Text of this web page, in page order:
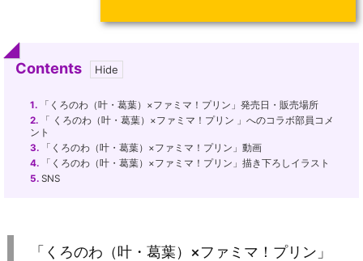
Contents
1. 「くろのわ（叶・葛葉）×ファミマ！プリン」発売日・販売場所
2. 「 くろのわ（叶・葛葉）×ファミマ！プリン 」へのコラボ部員コメ
ント
3. 「くろのわ（叶・葛葉）×ファミマ！プリン」動画
4. 「くろのわ（叶・葛葉）×ファミマ！プリン」描き下ろしイラスト
5. SNS
「くろのわ（叶・葛葉）×ファミマ！プリン」